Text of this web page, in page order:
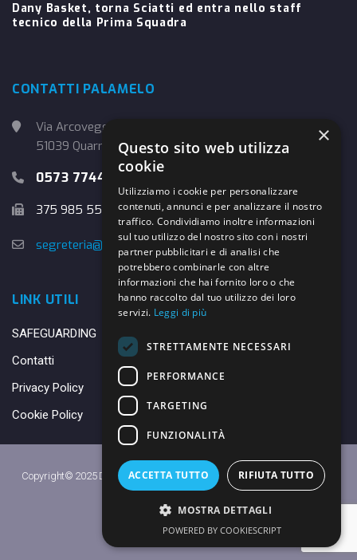
Dany Basket, torna Sciatti ed entra nello staff
tecnico della Prima Squadra
CONTATTI PALAMELO
Via Arcoveggio, 4
51039 Quarrata (PT)
0573 774457
375 985 5526
segreteria@danybasket.it
LINK UTILI
SAFEGUARDING
Contatti
Privacy Policy
Cookie Policy
Copyright© 2025 DANY BASKET QUARRATA S.S.D.A.R.L. -Privacy Policy
Made with ♥ by
×
Questo sito web utilizza
cookie
Utilizziamo i cookie per personalizzare
contenuti, annunci e per analizzare il nostro
traffico. Condividiamo inoltre informazioni
sul tuo utilizzo del nostro sito con i nostri
partner pubblicitari e di analisi che
potrebbero combinarle con altre
informazioni che hai fornito loro o che
hanno raccolto dal tuo utilizzo dei loro
servizi. Leggi di più
STRETTAMENTE NECESSARI
PERFORMANCE
TARGETING
FUNZIONALITÀ
ACCETTA TUTTO RIFIUTA TUTTO
MOSTRA DETTAGLI
POWERED BY COOKIESCRIPT